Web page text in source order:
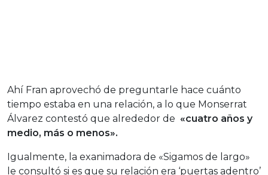
Ahí Fran aprovechó de preguntarle hace cuánto
tiempo estaba en una relación, a lo que Monserrat
Álvarez contestó que alrededor de «cuatro años y
medio, más o menos».
Igualmente, la exanimadora de «Sigamos de largo»
le consultó si es que su relación era ‘puertas adentro’